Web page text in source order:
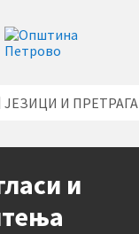
ЈЕЗИЦИ И ПРЕТРАГА
и